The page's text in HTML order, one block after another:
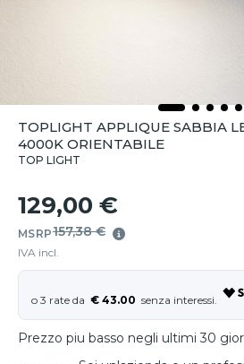
TOPLIGHT APPLIQUE SABBIA
4000K ORIENTABILE
TOP LIGHT
129,00 €
MSRP157,38 €
IVA incl.
€ 43.00
Prezzo piu basso negli ultimi 30